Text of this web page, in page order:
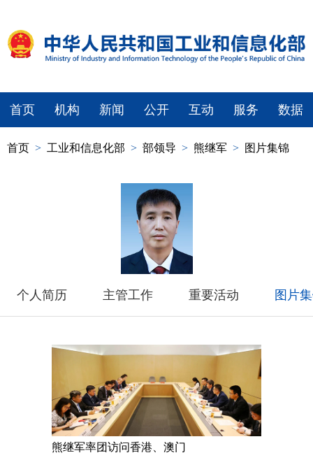
首页 机构 新闻 公开 互动 服务 数据
首页 > 工业和信息化部 > 部领导 > 熊继军 > 图片集锦
个人简历 主管工作 重要活动 图片
熊继军率团访问香港、澳门